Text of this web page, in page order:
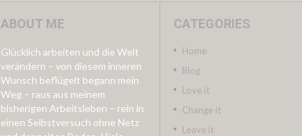
ABOUT ME
Glücklich arbeiten und die Welt
verändern – von diesem inneren
Wunsch beflügelt begann mein
Weg – raus aus meinem
bisherigen Arbeitsleben – rein in
einen Selbstversuch ohne Netz
CATEGORIES
Home
Blog
Love it
Change it
Leave it